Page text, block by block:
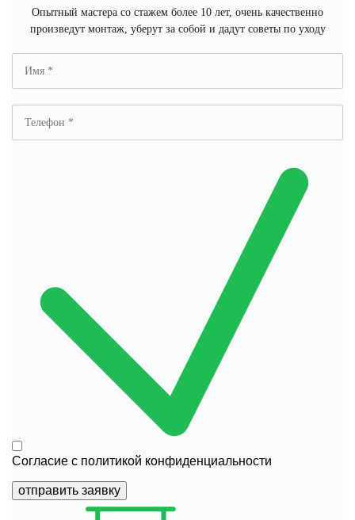
Опытный мастера со стажем более 10 лет, очень качественно
произведут монтаж, уберут за собой и дадут советы по уходу
Согласие с политикой конфиденциальности
отправить заявку